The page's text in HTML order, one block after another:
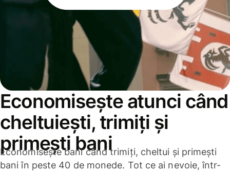
Economisește atunci când
cheltuiești, trimiți și
primești bani
Economisește bani când trimiți, cheltui și primești
bani în peste 40 de monede. Tot ce ai nevoie, într-